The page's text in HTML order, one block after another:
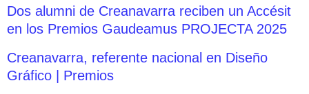
Dos alumni de Creanavarra reciben un Accésit
en los Premios Gaudeamus PROJECTA 2025
Creanavarra, referente nacional en Diseño
Gráfico | Premios